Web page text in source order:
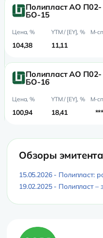
Полипласт АО П02-
БО-15
104,38 11,11
Полипласт АО П02-
БО-16
100,94 18,41 ***
Обзоры эмитента
15.05.2026 - Полипласт:
19.02.2025 - Полипласт –